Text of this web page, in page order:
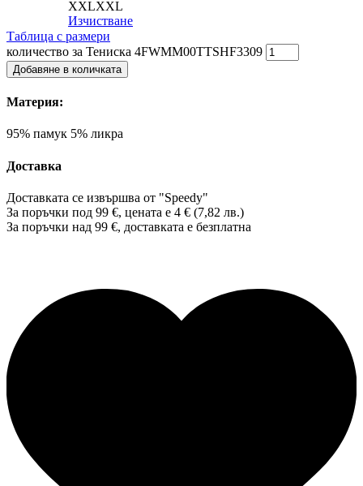
XXLXXL
Изчистване
Таблица с размери
количество за Тениска 4FWMM00TTSHF3309
Добавяне в количката
Материя:
95% памук 5% ликра
Доставка
Доставката се извършва от "Speedy"
За поръчки под 99 €, цената е 4 € (7,82 лв.)
За поръчки над 99 €, доставката е безплатна